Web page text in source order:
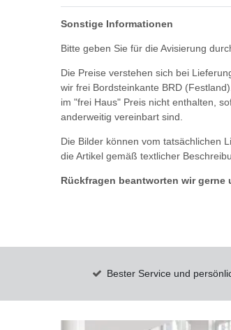
Sonstige Informationen
Bitte geben Sie für die Avisierung
Die Preise verstehen sich bei
wir frei Bordsteinkante BRD
im "frei Haus" Preis nicht enthalten,
anderweitig vereinbart sind.
Die Bilder können vom tatsächlichen
die Artikel gemäß textlicher
Rückfragen beantworten wir
Bester Service und